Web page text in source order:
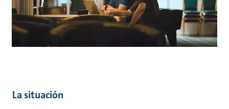
La situación